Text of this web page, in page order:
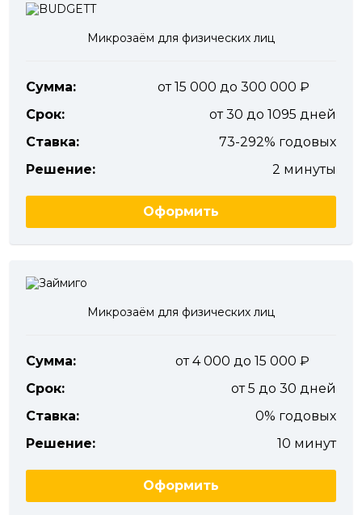
Микрозаём для физических лиц
Сумма:
от 15 000 до 300 000
Срок:
от 30 до 1095 дней
Ставка:
73-292% годовых
Решение:
2 минуты
Оформить
Микрозаём для физических лиц
Сумма:
от 4 000 до 15 000
Срок:
от 5 до 30 дней
Ставка:
0% годовых
Решение:
10 минут
Оформить